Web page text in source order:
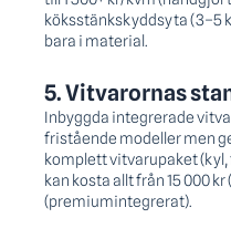
köksstänkskydds­yta (3–5
bara i material.
5. Vitvarornas
Inbyggda integrerade
fristående modeller men
komplett vitvarupaket
kan kosta allt från 15 000
(premiumintegrerat).